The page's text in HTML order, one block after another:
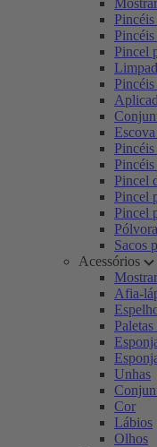
Pincéis
Pincel
Pincéis
Pincel
Pincel
Pincel
Sacos
Acessórios
Afia-
Unhas
Cor
Lábios
Olhos